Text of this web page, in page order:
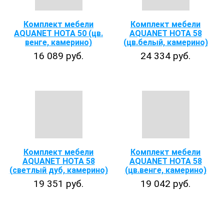
Комплект мебели
AQUANET НОТА 50 (цв.
венге, камерино)
16 089 руб.
Комплект мебели
AQUANET НОТА 58
(цв.белый, камерино)
24 334 руб.
Комплект мебели
AQUANET НОТА 58
(светлый дуб, камерино)
19 351 руб.
Комплект мебели
AQUANET НОТА 58
(цв.венге, камерино)
19 042 руб.